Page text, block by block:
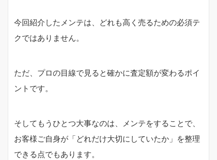
今回紹介したメンテは、どれも高く売るための必須テ
クではありません。
ただ、プロの目線で見ると確かに査定額が変わるポイ
ントです。
そしてもうひとつ大事なのは、メンテをすることで、
お客様ご自身が「どれだけ大切にしていたか」を整理
できる点でもあります。